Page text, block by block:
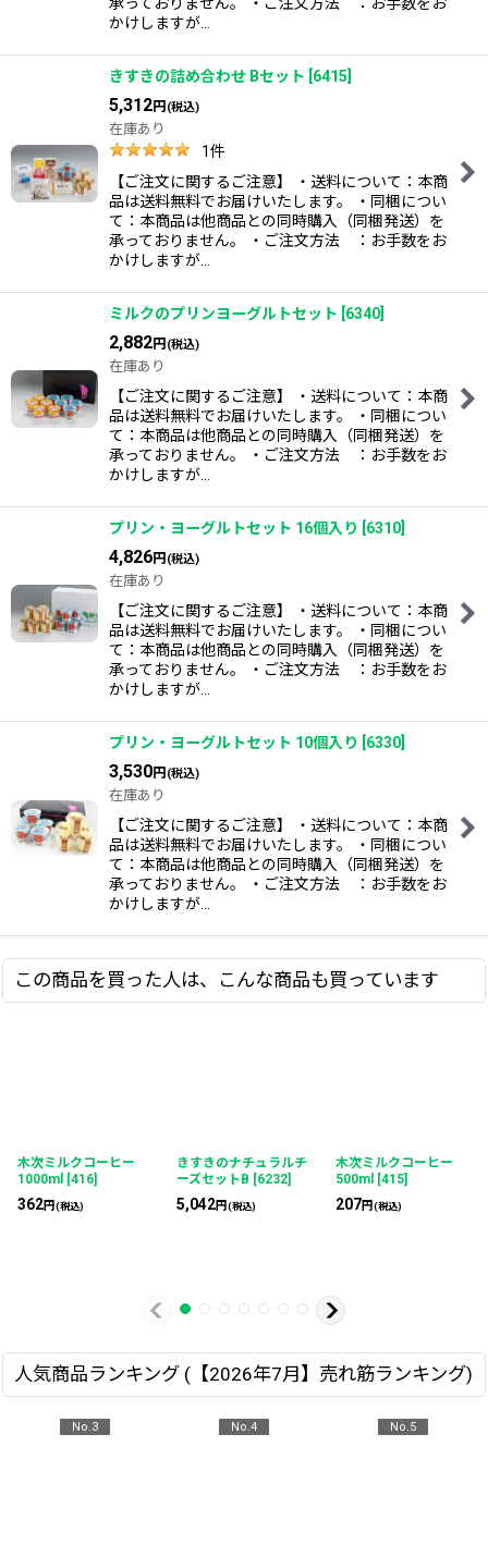
承っておりません。 ・ご注文方法 ：お手数をお
かけしますが…
きすきの詰め合わせ Bセット 6415
5,312円 (税込)
在庫あり
1件
【ご注文に関するご注意】 ・送料について：本商
品は送料無料でお届けいたします。 ・同梱につい
て：本商品は他商品との同時購入（同梱発送）を
承っておりません。 ・ご注文方法 ：お手数をお
かけしますが…
ミルクのプリンヨーグルトセット [6340]
2,882円(税込)
在庫あり
【ご注文に関するご注意】 ・送料について：本商
品は送料無料でお届けいたします。 ・同梱につい
て：本商品は他商品との同時購入（同梱発送）を
承っておりません。 ・ご注文方法 ：お手数をお
かけしますが…
プリン・ヨーグルトセット 16個入り [6310]
4,826円(税込)
在庫あり
【ご注文に関するご注意】 ・送料について：本商
品は送料無料でお届けいたします。 ・同梱につい
て：本商品は他商品との同時購入（同梱発送）を
承っておりません。 ・ご注文方法 ：お手数をお
かけしますが…
プリン・ヨーグルトセット 10個入り [6330]
3,530円(税込)
在庫あり
【ご注文に関するご注意】 ・送料について：本商
品は送料無料でお届けいたします。 ・同梱につい
て：本商品は他商品との同時購入（同梱発送）を
承っておりません。 ・ご注文方法 ：お手数をお
かけしますが…
この商品を買った人は、こんな商品も買っています
木次ミルクコーヒー
1000ml [416]
362円(税込)
きすきのナチュラルチ
ーズセットB [6232]
5,042円(税込)
木次ミルクコーヒー
500ml [415]
207円(税込)
人気商品ランキング (【2026年7月】売れ筋ランキング)
No.3 No.4 No.5